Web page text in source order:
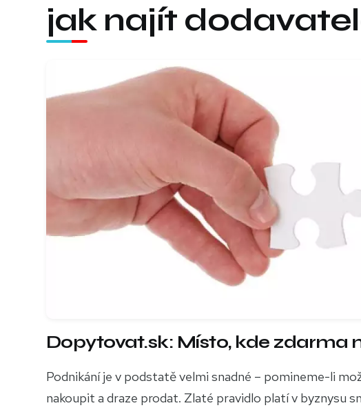
jak najít
Dopytovat.sk: Místo, kde zdarma
Podnikání je v podstatě velmi snadné – pomineme-li
nakoupit a draze prodat. Zlaté pravidlo platí v byznysu